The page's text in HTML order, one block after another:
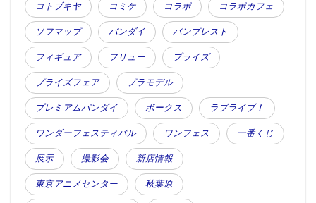
コトブキヤ コミケ コラボ コラボカフェ
ソフマップ バンダイ バンプレスト
フィギュア フリュー プライズ
プライズフェア プラモデル
プレミアムバンダイ ボークス ラブライブ！
ワンダーフェスティバル ワンフェス 一番くじ
展示 撮影会 新店情報
東京アニメセンター 秋葉原